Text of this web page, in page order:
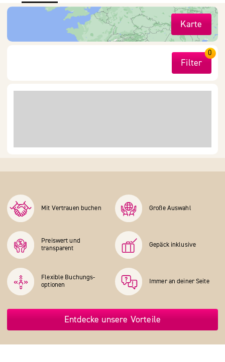
Karte
Filter
0
Mit Vertrauen buchen Große Auswahl
Preiswert und
transparent
Gepäck inklusive
Flexible Buchungs­
optionen
Immer an deiner Seite
Entdecke unsere Vorteile